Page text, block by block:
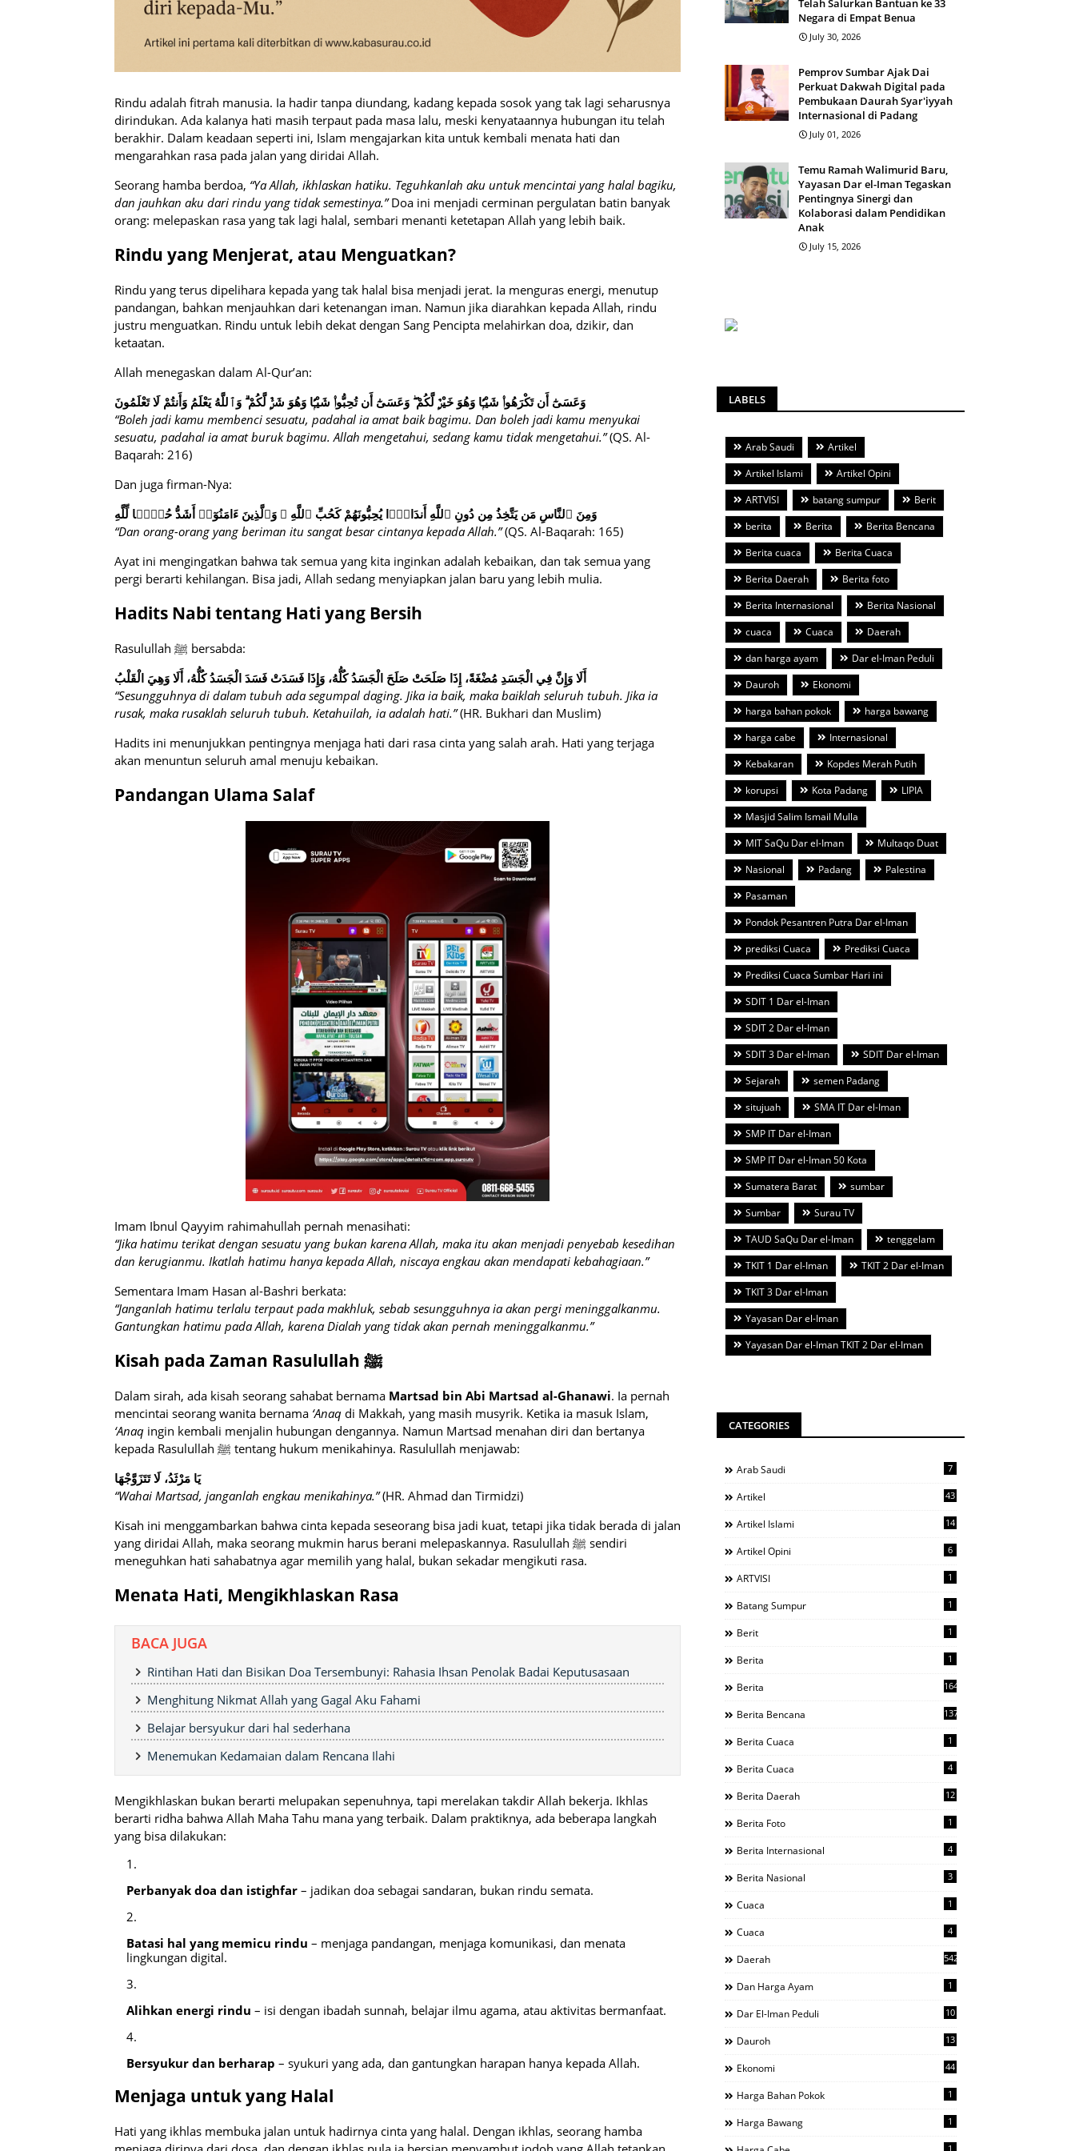
Rindu adalah fitrah manusia. Ia hadir tanpa diundang, kadang kepada sosok yang tak lagi seharusnya
dirindukan. Ada kalanya hati masih terpaut pada masa lalu, meski kenyataannya hubungan itu telah
berakhir. Dalam keadaan seperti ini, Islam mengajarkan kita untuk kembali menata hati dan
mengarahkan rasa pada jalan yang diridai Allah.
Seorang hamba berdoa, “Ya Allah, ikhlaskan hatiku. Teguhkanlah aku untuk mencintai yang halal bagiku,
dan jauhkan aku dari rindu yang tidak semestinya.”Doa ini menjadi cerminan pergulatan batin banyak
orang: melepaskan rasa yang tak lagi halal, sembari menanti ketetapan Allah yang lebih baik.
Rindu yang Menjerat, atau Menguatkan?
Rindu yang terus dipelihara kepada yang tak halal bisa menjadi jerat. Ia menguras energi, menutup
pandangan, bahkan menjauhkan dari ketenangan iman. Namun jika diarahkan kepada Allah, rindu
justru menguatkan. Rindu untuk lebih dekat dengan Sang Pencipta melahirkan doa, dzikir, dan
ketaatan.
Allah menegaskan dalam Al-Qur’an:
وَعَسَىٰٓ أَن تَكْرَهُوا۟ شَيْـًۭٔا وَهُوَ خَيْرٌۭ لَّكُمْ ۖ وَعَسَىٰٓ أَن تُحِبُّوا۟ شَيْـًۭٔا وَهُوَ شَرٌّۭ لَّكُمْ ۗ وَٱللَّهُ يَعْلَمُ وَأَنتُمْ لَا تَعْلَمُونَ
“Boleh jadi kamu membenci sesuatu, padahal ia amat baik bagimu. Dan boleh jadi kamu menyukai
sesuatu, padahal ia amat buruk bagimu. Allah mengetahui, sedang kamu tidak mengetahui.”(QS. Al-
Baqarah: 216)
Dan juga firman-Nya:
وَمِنَ ٱلنَّاسِ مَن يَتَّخِذُ مِن دُونِ ٱللَّهِ أَندَادًۭا يُحِبُّونَهُمْ كَحُبِّ ٱللَّهِ ۖ وَٱلَّذِينَ ءَامَنُوٓا۟ أَشَدُّ حُبًّۭا لِّلَّهِ
“Dan orang-orang yang beriman itu sangat besar cintanya kepada Allah.”(QS. Al-Baqarah: 165)
Ayat ini mengingatkan bahwa tak semua yang kita inginkan adalah kebaikan, dan tak semua yang
pergi berarti kehilangan. Bisa jadi, Allah sedang menyiapkan jalan baru yang lebih mulia.
Hadits Nabi tentang Hati yang Bersih
Rasulullah ﷺ bersabda:
أَلَا وَإِنَّ فِي الْجَسَدِ مُضْغَةً، إِذَا صَلَحَتْ صَلَحَ الْجَسَدُ كُلُّهُ، وَإِذَا فَسَدَتْ فَسَدَ الْجَسَدُ كُلُّهُ، أَلَا وَهِيَ الْقَلْبُ
“Sesungguhnya di dalam tubuh ada segumpal daging. Jika ia baik, maka baiklah seluruh tubuh. Jika ia
rusak, maka rusaklah seluruh tubuh. Ketahuilah, ia adalah hati.”(HR. Bukhari dan Muslim)
Hadits ini menunjukkan pentingnya menjaga hati dari rasa cinta yang salah arah. Hati yang terjaga
akan menuntun seluruh amal menuju kebaikan.
Pandangan Ulama Salaf
Imam Ibnul Qayyim rahimahullah pernah menasihati:
“Jika hatimu terikat dengan sesuatu yang bukan karena Allah, maka itu akan menjadi penyebab kesedihan
dan kerugianmu. Ikatlah hatimu hanya kepada Allah, niscaya engkau akan mendapati kebahagiaan.”
Sementara Imam Hasan al-Bashri berkata:
“Janganlah hatimu terlalu terpaut pada makhluk, sebab sesungguhnya ia akan pergi meninggalkanmu.
Gantungkan hatimu pada Allah, karena Dialah yang tidak akan pernah meninggalkanmu.”
Kisah pada Zaman Rasulullah ﷺ
Dalam sirah, ada kisah seorang sahabat bernama Martsad bin Abi Martsad al-Ghanawi. Ia pernah
mencintai seorang wanita bernama ‘Anaq di Makkah, yang masih musyrik. Ketika ia masuk Islam,
‘Anaq ingin kembali menjalin hubungan dengannya. Namun Martsad menahan diri dan bertanya
kepada Rasulullah ﷺ tentang hukum menikahinya. Rasulullah menjawab:
يَا مَرْثَدُ، لَا تَتَزَوَّجْهَا
“Wahai Martsad, janganlah engkau menikahinya.”(HR. Ahmad dan Tirmidzi)
Kisah ini menggambarkan bahwa cinta kepada seseorang bisa jadi kuat, tetapi jika tidak berada di jalan
yang diridai Allah, maka seorang mukmin harus berani melepaskannya. Rasulullah ﷺ sendiri
meneguhkan hati sahabatnya agar memilih yang halal, bukan sekadar mengikuti rasa.
Menata Hati, Mengikhlaskan Rasa
BACA JUGA
Rintihan Hati dan Bisikan Doa Tersembunyi: Rahasia Ihsan Penolak Badai Keputusasaan
Menghitung Nikmat Allah yang Gagal Aku Fahami
Belajar bersyukur dari hal sederhana
Menemukan Kedamaian dalam Rencana Ilahi
Mengikhlaskan bukan berarti melupakan sepenuhnya, tapi merelakan takdir Allah bekerja. Ikhlas
berarti ridha bahwa Allah Maha Tahu mana yang terbaik. Dalam praktiknya, ada beberapa langkah
yang bisa dilakukan:
Perbanyak doa dan istighfar – jadikan doa sebagai sandaran, bukan rindu semata.
Batasi hal yang memicu rindu – menjaga pandangan, menjaga komunikasi, dan menata
lingkungan digital.
Alihkan energi rindu – isi dengan ibadah sunnah, belajar ilmu agama, atau aktivitas bermanfaat.
Bersyukur dan berharap – syukuri yang ada, dan gantungkan harapan hanya kepada Allah.
Menjaga untuk yang Halal
Hati yang ikhlas membuka jalan untuk hadirnya cinta yang halal. Dengan ikhlas, seorang hamba
Telah Salurkan Bantuan ke 33
Negara di Empat Benua
July 30, 2026
Pemprov Sumbar Ajak Dai
Perkuat Dakwah Digital pada
Pembukaan Daurah Syar'iyyah
Internasional di Padang
July 01, 2026
Temu Ramah Walimurid Baru,
Yayasan Dar el-Iman Tegaskan
Pentingnya Sinergi dan
Kolaborasi dalam Pendidikan
Anak
July 15, 2026
LABELS
Arab Saudi
Artikel
Artikel Islami
Artikel Opini
ARTVISI
batang sumpur
Berit
berita
Berita
Berita Bencana
Berita cuaca
Berita Cuaca
Berita Daerah
Berita foto
Berita Internasional
Berita Nasional
cuaca
Cuaca
Daerah
dan harga ayam
Dar el-Iman Peduli
Dauroh
Ekonomi
harga bahan pokok
harga bawang
harga cabe
Internasional
Kebakaran
Kopdes Merah Putih
korupsi
Kota Padang
LIPIA
Masjid Salim Ismail Mulla
MIT SaQu Dar el-Iman
Multaqo Duat
Nasional
Padang
Palestina
Pasaman
Pondok Pesantren Putra Dar el-Iman
prediksi Cuaca
Prediksi Cuaca
Prediksi Cuaca Sumbar Hari ini
SDIT 1 Dar el-Iman
SDIT 2 Dar el-Iman
SDIT 3 Dar el-Iman
SDIT Dar el-Iman
Sejarah
semen Padang
situjuah
SMA IT Dar el-Iman
SMP IT Dar el-Iman
SMP IT Dar el-Iman 50 Kota
Sumatera Barat
sumbar
Sumbar
Surau TV
TAUD SaQu Dar el-Iman
tenggelam
TKIT 1 Dar el-Iman
TKIT 2 Dar el-Iman
TKIT 3 Dar el-Iman
Yayasan Dar el-Iman
Yayasan Dar el-Iman TKIT 2 Dar el-Iman
CATEGORIES
Arab Saudi 7
Artikel 43
Artikel Islami 14
Artikel Opini 6
ARTVISI 1
Batang Sumpur 1
Berit 1
Berita 1
Berita 1644
Berita Bencana 137
Berita Cuaca 1
Berita Cuaca 4
Berita Daerah 12
Berita Foto 1
Berita Internasional 4
Berita Nasional 3
Cuaca 1
Cuaca 4
Daerah 542
Dan Harga Ayam 1
Dar El-Iman Peduli 10
Dauroh 13
Ekonomi 44
Harga Bahan Pokok 1
Harga Bawang 1
1